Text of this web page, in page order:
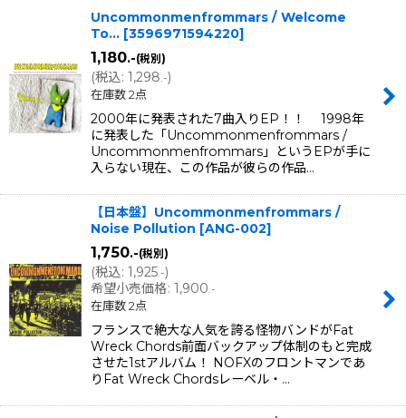
Uncommonmenfrommars / Welcome
To... [3596971594220]
1,180.-(税別)
(税込: 1,298.-)
在庫数 2点
2000年に発表された7曲入りEP！！ 1998年
に発表した「Uncommonmenfrommars /
Uncommonmenfrommars」というEPが手に
入らない現在、この作品が彼らの作品…
【日本盤】Uncommonmenfrommars /
Noise Pollution [ANG-002]
1,750.-(税別)
(税込: 1,925.-)
希望小売価格: 1,900.-
在庫数 2点
フランスで絶大な人気を誇る怪物バンドがFat
Wreck Chords前面バックアップ体制のもと完成
させた1stアルバム！ NOFXのフロントマンであ
りFat Wreck Chordsレーベル・…